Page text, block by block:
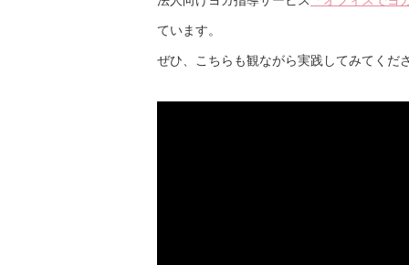
ています。
ぜひ、こちらも観ながら実践してみてくだ